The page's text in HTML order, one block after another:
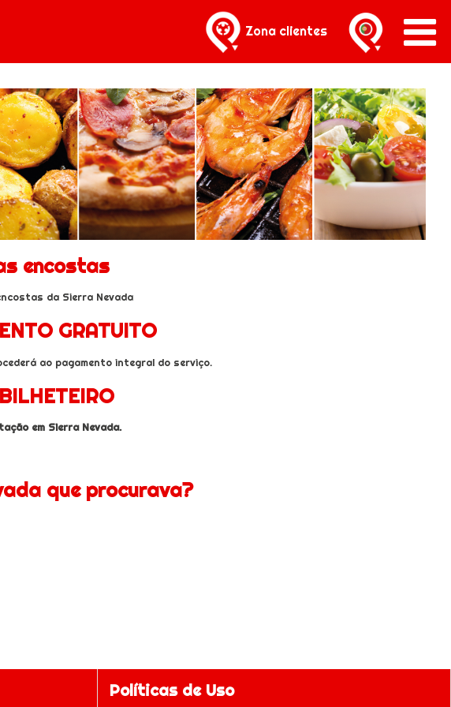
Zona clientes
encostas
da Sierra Nevada
GRATUITO
ao pagamento integral do serviço.
em Sierra Nevada.
que procurava?
Políticas de Uso